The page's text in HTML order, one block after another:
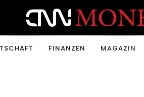
FINANZEN MAGAZIN